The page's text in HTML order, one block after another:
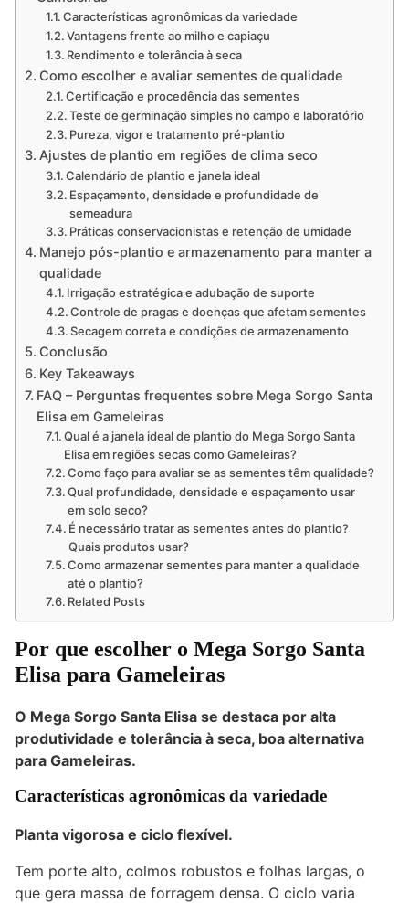
Características agronômicas da variedade
Vantagens frente ao milho e capiaçu
Rendimento e tolerância à seca
Como escolher e avaliar sementes de qualidade
Certificação e procedência das sementes
Teste de germinação simples no campo e laboratório
Pureza, vigor e tratamento pré-plantio
Ajustes de plantio em regiões de clima seco
Calendário de plantio e janela ideal
Espaçamento, densidade e profundidade de
semeadura
Práticas conservacionistas e retenção de umidade
Manejo pós-plantio e armazenamento para manter a
qualidade
Irrigação estratégica e adubação de suporte
Controle de pragas e doenças que afetam sementes
Secagem correta e condições de armazenamento
Conclusão
Key Takeaways
FAQ – Perguntas frequentes sobre Mega Sorgo Santa
Elisa em Gameleiras
Qual é a janela ideal de plantio do Mega Sorgo Santa
Elisa em regiões secas como Gameleiras?
Como faço para avaliar se as sementes têm qualidade?
Qual profundidade, densidade e espaçamento usar
em solo seco?
É necessário tratar as sementes antes do plantio?
Quais produtos usar?
Como armazenar sementes para manter a qualidade
até o plantio?
Related Posts
Por que escolher o Mega Sorgo Santa
Elisa para Gameleiras
O Mega Sorgo Santa Elisa se destaca por alta
produtividade e tolerância à seca, boa alternativa
para Gameleiras.
Características agronômicas da variedade
Planta vigorosa e ciclo flexível.
Tem porte alto, colmos robustos e folhas largas, o
que gera massa de forragem densa. O ciclo varia